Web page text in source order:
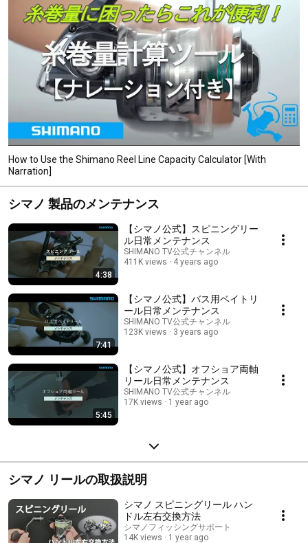
How to Use the Shimano Reel Line Capacity Calculator [With
Narration]
シマノ 製品のメンテナンス
4:38
【シマノ公式】スピニングリー
ル日常メンテナンス
SHIMANO TV公式チャンネル
411K views
4 years ago
7:41
【シマノ公式】バス用ベイトリ
ール日常メンテナンス
SHIMANO TV公式チャンネル
123K views
3 years ago
5:45
【シマノ公式】オフショア両軸
リール日常メンテナンス
SHIMANO TV公式チャンネル
17K views
1 year ago
シマノ リールの取扱説明
シマノ スピニングリール ハン
ドル左右交換方法
シマノフィッシングサポート
14K views
1 year ago